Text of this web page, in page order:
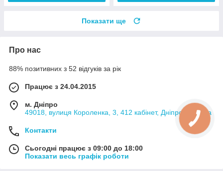
Показати ще
Про нас
88% позитивних з 52 відгуків за рік
Працює з 24.04.2015
м. Дніпро
49018, вулиця Короленка, 3, 412 кабінет, Дніпро, Україна
Контакти
Сьогодні працює з 09:00 до 18:00
Показати весь графік роботи